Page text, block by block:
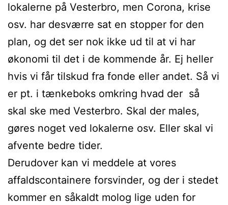
lokalerne på Vesterbro, men Corona, krise
osv. har desværre sat en stopper for den
plan, og det ser nok ikke ud til at vi har
økonomi til det i de kommende år. Ej heller
hvis vi får tilskud fra fonde eller andet. Så vi
er pt. i tænkeboks omkring hvad der så
skal ske med Vesterbro. Skal der males,
gøres noget ved lokalerne osv. Eller skal vi
afvente bedre tider.
Derudover kan vi meddele at vores
affaldscontainere forsvinder, og der i stedet
kommer en såkaldt molog lige uden for